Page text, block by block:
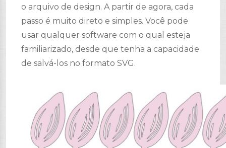
o arquivo de design. A partir de agora, cada
passo é muito direto e simples. Você pode
usar qualquer software com o qual esteja
familiarizado, desde que tenha a capacidade
de salvá-los no formato SVG.